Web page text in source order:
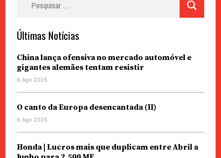
Últimas Notícias
China lança ofensiva no mercado automóvel e
gigantes alemães tentam resistir
6 Ago 2026
O canto da Europa desencantada (II)
6 Ago 2026
Honda | Lucros mais que duplicam entre Abril a